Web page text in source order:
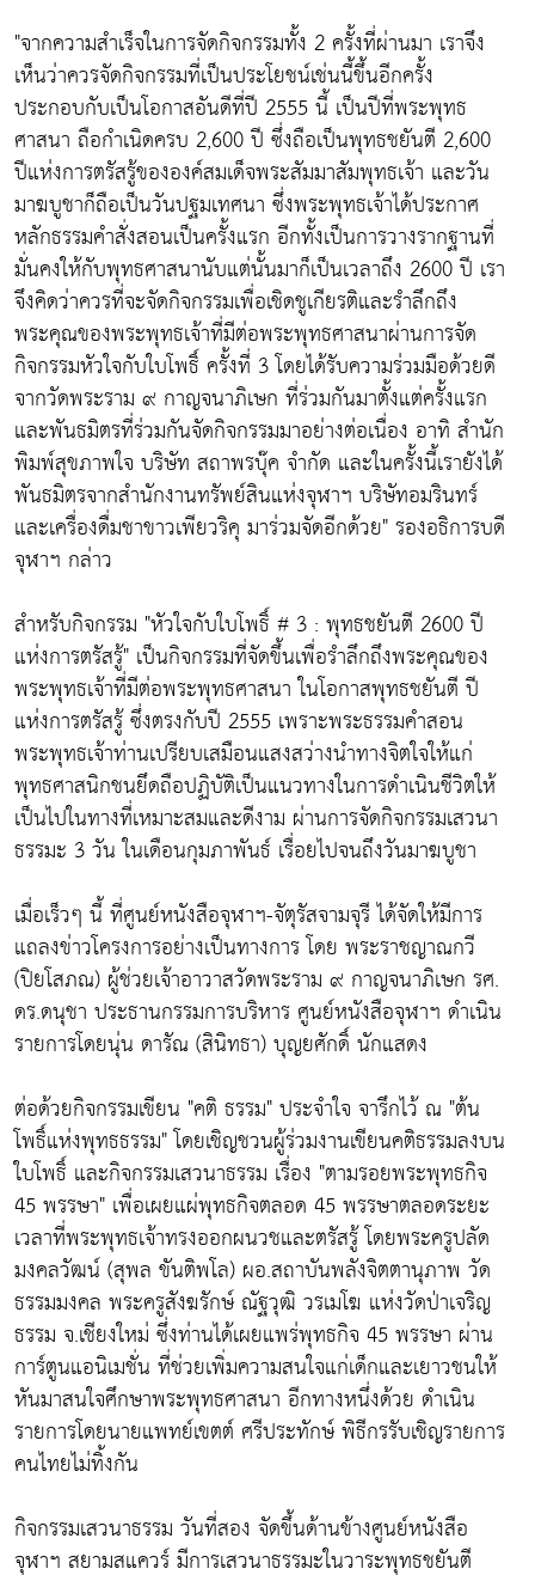
"จากความสำเร็จในการจัดกิจกรรมทั้ง 2 ครั้งที่ผ่านมา เราจึง
เห็นว่าควรจัดกิจกรรมที่เป็นประโยชน์เช่นนี้ขึ้นอีกครั้ง
ประกอบกับเป็นโอกาสอันดีที่ปี 2555 นี้ เป็นปีที่พระพุทธ
ศาสนา ถือกำเนิดครบ 2,600 ปี ซึ่งถือเป็นพุทธชยันตี 2,600
ปีแห่งการตรัสรู้ขององค์สมเด็จพระสัมมาสัมพุทธเจ้า และวัน
มาฆบูชาก็ถือเป็นวันปฐมเทศนา ซึ่งพระพุทธเจ้าได้ประกาศ
หลักธรรมคำสั่งสอนเป็นครั้งแรก อีกทั้งเป็นการวางรากฐานที่
มั่นคงให้กับพุทธศาสนานับแต่นั้นมาก็เป็นเวลาถึง 2600 ปี เรา
จึงคิดว่าควรที่จะจัดกิจกรรมเพื่อเชิดชูเกียรติและรำลึกถึง
พระคุณของพระพุทธเจ้าที่มีต่อพระพุทธศาสนาผ่านการจัด
กิจกรรมหัวใจกับใบโพธิ์ ครั้งที่ 3 โดยได้รับความร่วมมือด้วยดี
จากวัดพระราม ๙ กาญจนาภิเษก ที่ร่วมกันมาตั้งแต่ครั้งแรก
และพันธมิตรที่ร่วมกันจัดกิจกรรมมาอย่างต่อเนื่อง อาทิ สำนัก
พิมพ์สุขภาพใจ บริษัท สถาพรบุ๊ค จำกัด และในครั้งนี้เรายังได้
พันธมิตรจากสำนักงานทรัพย์สินแห่งจุฬาฯ บริษัทอมรินทร์
และเครื่องดื่มชาขาวเพียวริคุ มาร่วมจัดอีกด้วย" รองอธิการบดี
จุฬาฯ กล่าว
สำหรับกิจกรรม "หัวใจกับใบโพธิ์ # 3 : พุทธชยันตี 2600 ปี
แห่งการตรัสรู้" เป็นกิจกรรมที่จัดขึ้นเพื่อรำลึกถึงพระคุณของ
พระพุทธเจ้าที่มีต่อพระพุทธศาสนา ในโอกาสพุทธชยันตี ปี
แห่งการตรัสรู้ ซึ่งตรงกับปี 2555 เพราะพระธรรมคำสอน
พระพุทธเจ้าท่านเปรียบเสมือนแสงสว่างนำทางจิตใจให้แก่
พุทธศาสนิกชนยึดถือปฏิบัติเป็นแนวทางในการดำเนินชีวิตให้
เป็นไปในทางที่เหมาะสมและดีงาม ผ่านการจัดกิจกรรมเสวนา
ธรรมะ 3 วัน ในเดือนกุมภาพันธ์ เรื่อยไปจนถึงวันมาฆบูชา
เมื่อเร็วๆ นี้ ที่ศูนย์หนังสือจุฬาฯ-จัตุรัสจามจุรี ได้จัดให้มีการ
แถลงข่าวโครงการอย่างเป็นทางการ โดย พระราชญาณกวี
(ปิยโสภณ) ผู้ช่วยเจ้าอาวาสวัดพระราม ๙ กาญจนาภิเษก รศ.
ดร.ดนุชา ประธานกรรมการบริหาร ศูนย์หนังสือจุฬาฯ ดำเนิน
รายการโดยนุ่น ดารัณ (สินิทธา) บุญยศักดิ์ นักแสดง
ต่อด้วยกิจกรรมเขียน "คติ ธรรม" ประจำใจ จารึกไว้ ณ "ต้น
โพธิ์แห่งพุทธธรรม" โดยเชิญชวนผู้ร่วมงานเขียนคติธรรมลงบน
ใบโพธิ์ และกิจกรรมเสวนาธรรม เรื่อง "ตามรอยพระพุทธกิจ
45 พรรษา" เพื่อเผยแผ่พุทธกิจตลอด 45 พรรษาตลอดระยะ
เวลาที่พระพุทธเจ้าทรงออกผนวชและตรัสรู้ โดยพระครูปลัด
มงคลวัฒน์ (สุพล ขันติพโล) ผอ.สถาบันพลังจิตตานุภาพ วัด
ธรรมมงคล พระครูสังฆรักษ์ ณัฐวุฒิ วรเมโฆ แห่งวัดป่าเจริญ
ธรรม จ.เชียงใหม่ ซึ่งท่านได้เผยแพร่พุทธกิจ 45 พรรษา ผ่าน
การ์ตูนแอนิเมชั่น ที่ช่วยเพิ่มความสนใจแก่เด็กและเยาวชนให้
หันมาสนใจศึกษาพระพุทธศาสนา อีกทางหนึ่งด้วย ดำเนิน
รายการโดยนายแพทย์เขตต์ ศรีประทักษ์ พิธีกรรับเชิญรายการ
คนไทยไม่ทิ้งกัน
กิจกรรมเสวนาธรรม วันที่สอง จัดขึ้นด้านข้างศูนย์หนังสือ
จุฬาฯ สยามสแควร์ มีการเสวนาธรรมะในวาระพุทธชยันตี